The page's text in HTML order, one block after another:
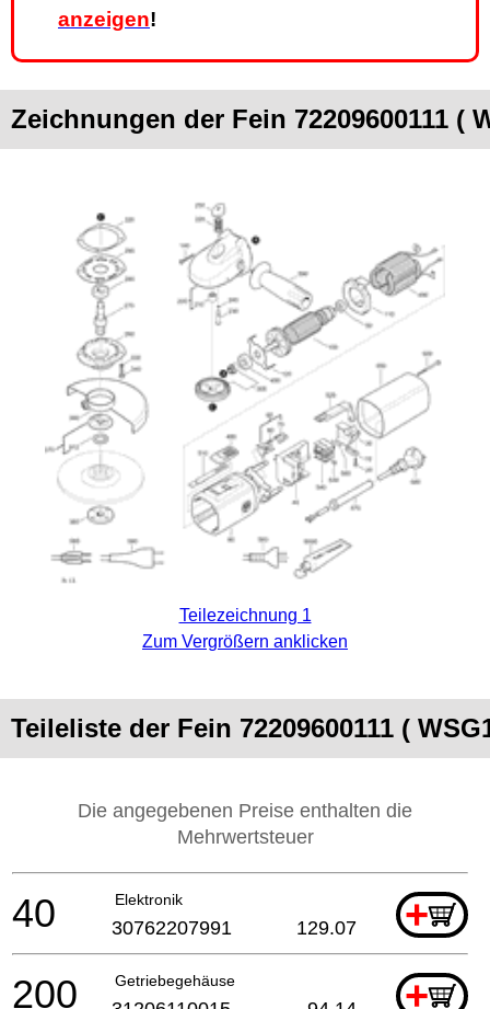
anzeigen!
Zeichnungen der Fein 72209600111 (
Teilezeichnung 1
Zum Vergrößern anklicken
Teileliste der Fein 72209600111 (
Die angegebenen Preise enthalten die
Mehrwertsteuer
Elektronik +
40 30762207991 129.07
Getriebegehäuse +
200